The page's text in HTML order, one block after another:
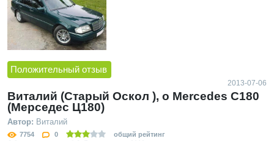
Положительный отзыв
2013-07-06
Виталий (Старый Оскол ), о Mercedes C180
(Мерседес Ц180)
Автор: Виталий
7754 0
общий рейтинг